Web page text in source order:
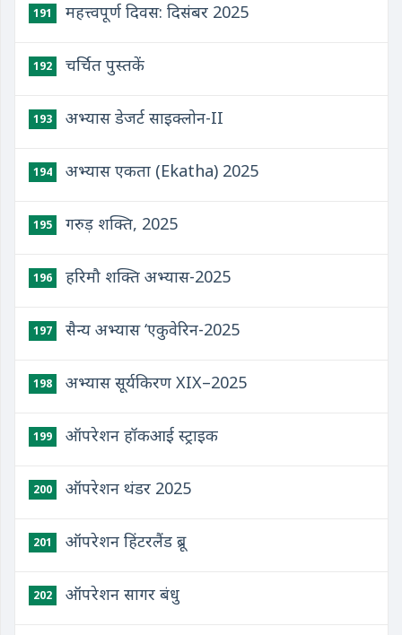
191 महत्त्वपूर्ण दिवस: दिसंबर 2025
192 चर्चित पुस्तकें
193 अभ्यास डेजर्ट साइक्लोन-II
194 अभ्यास एकता (Ekatha) 2025
195 गरुड़ शक्ति, 2025
196 हरिमौ शक्ति अभ्यास-2025
197 सैन्य अभ्यास ‘एकुवेरिन-2025
198 अभ्यास सूर्यकिरण XIX–2025
199 ऑपरेशन हॉकआई स्ट्राइक
200 ऑपरेशन थंडर 2025
201 ऑपरेशन हिंटरलैंड ब्रू
202 ऑपरेशन सागर बंधु